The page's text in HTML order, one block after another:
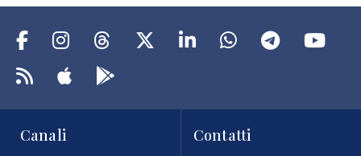
Canali Contatti